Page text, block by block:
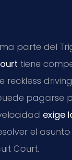
parte del
tiene
reckless
pagarse
exige
el
Court.